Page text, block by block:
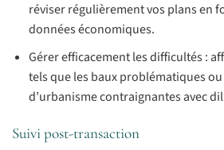
réviser régulièrement vos plans en
données économiques.
Gérer efficacement les difficultés :
tels que les baux problématiques
d’urbanisme contraignantes avec
Suivi post-transaction